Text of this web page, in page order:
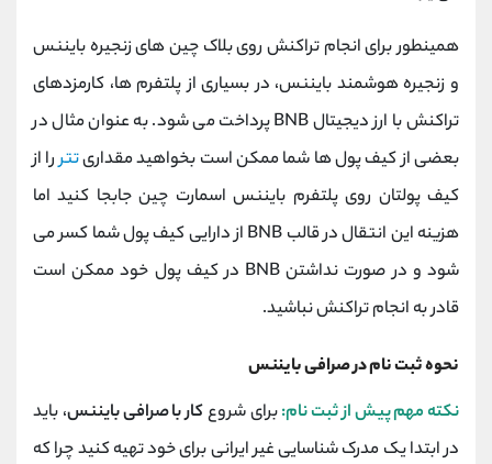
همینطور برای انجام تراکنش روی بلاک چین های زنجیره بایننس
و زنجیره هوشمند بایننس، در بسیاری از پلتفرم ها، کارمزدهای
تراکنش با ارز دیجیتال BNB پرداخت می شود. به عنوان مثال در
بعضی از کیف پول ها شما ممکن است بخواهید مقداریتتررا از
کیف پولتان روی پلتفرم بایننس اسمارت چین جابجا کنید اما
هزینه این انتقال در قالب BNB از دارایی کیف پول شما کسر می
شود و در صورت نداشتن BNB در کیف پول خود ممکن است
قادر به انجام تراکنش نباشید.
نحوه ثبت نام در صرافی بایننس
نکته مهم پیش از ثبت نام:برای شروعکار با صرافی بایننس، باید
در ابتدا یک مدرک شناسایی غیر ایرانی برای خود تهیه کنید چرا که